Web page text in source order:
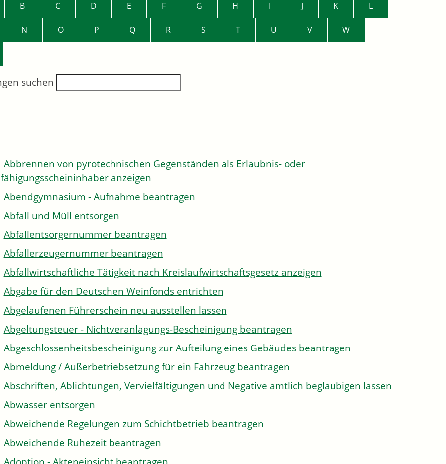
B C D E F G H I J K L
N O P Q R S T U V W
suchen
Abbrennen von pyrotechnischen Gegenständen als Erlaubnis- oder
anzeigen
Abendgymnasium - Aufnahme beantragen
Abfall und Müll entsorgen
Abfallentsorgernummer beantragen
Abfallerzeugernummer beantragen
Abfallwirtschaftliche Tätigkeit nach Kreislaufwirtschaftsgesetz anzeigen
Abgabe für den Deutschen Weinfonds entrichten
Abgelaufenen Führerschein neu ausstellen lassen
Abgeltungsteuer - Nichtveranlagungs-Bescheinigung beantragen
Abgeschlossenheitsbescheinigung zur Aufteilung eines Gebäudes beantragen
Abmeldung / Außerbetriebsetzung für ein Fahrzeug beantragen
Abschriften, Ablichtungen, Vervielfältigungen und Negative amtlich beglaubigen lassen
Abwasser entsorgen
Abweichende Regelungen zum Schichtbetrieb beantragen
Abweichende Ruhezeit beantragen